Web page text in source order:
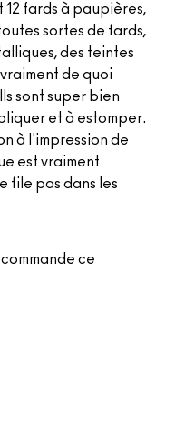
fards à paupières,
sortes de fards,
des teintes
vraiment de quoi
sont super bien
et à estomper.
à l'impression de
est vraiment
file pas dans les
ce